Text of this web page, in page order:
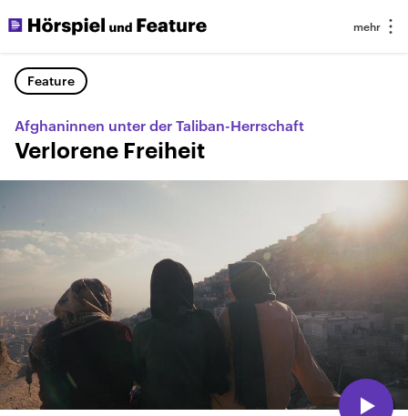
Feature
Afghaninnen unter der Taliban-Herrschaft
Verlorene Freiheit